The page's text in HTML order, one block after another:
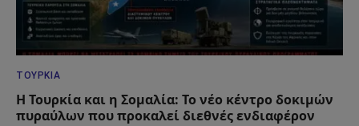
ΤΟΥΡΚΊΑ
Η Τουρκία και η Σομαλία: Το νέο κέντρο δοκιμών
πυραύλων που προκαλεί διεθνές ενδιαφέρον